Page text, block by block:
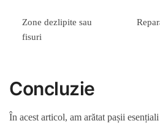
Zone dezlipite sau
fisuri
Concluzie
În acest articol, am arătat pașii